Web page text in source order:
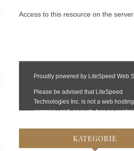
KATEGORIE